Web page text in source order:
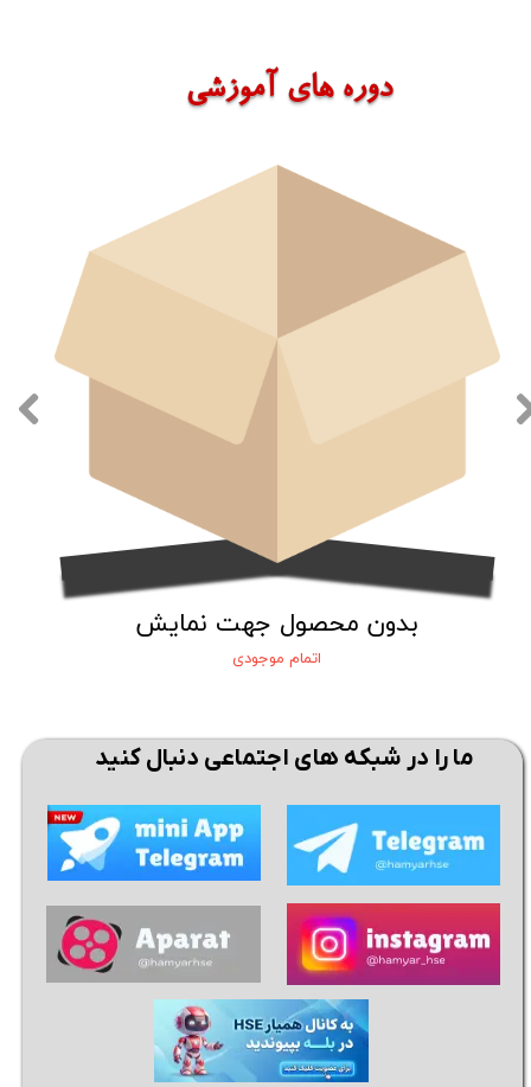
دوره های آموزشی
بدون محصول جهت نمایش
اتمام موجودی
ما را در شبکه های اجتماعی دنبال کنید